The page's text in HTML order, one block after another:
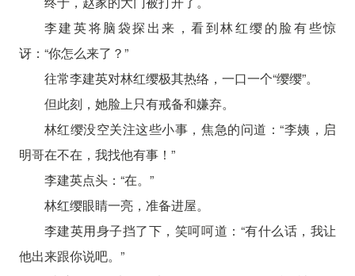
李建英将脑袋探出来，看到林红缨的脸有些惊
讶：“你怎么来了？”
往常李建英对林红缨极其热络，一口一个“缨缨”。
但此刻，她脸上只有戒备和嫌弃。
林红缨没空关注这些小事，焦急的问道：“李姨，启
明哥在不在，我找他有事！”
李建英点头：“在。”
林红缨眼睛一亮，准备进屋。
李建英用身子挡了下，笑呵呵道：“有什么话，我让
他出来跟你说吧。”